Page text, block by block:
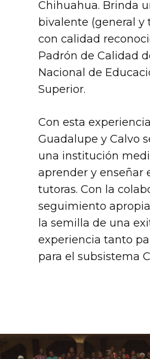
Chihuahua. Brinda
bivalente (general y
con calidad
Padrón de Calidad
Nacional de
Superior.
Con esta
Guadalupe y Calvo
una institución
aprender y enseñar
tutoras. Con la
seguimiento
la semilla de una
experiencia tanto
para el subsistema